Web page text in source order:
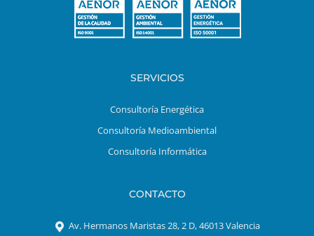
SERVICIOS
Consultoría Energética
Consultoría Medioambiental
Consultoría Informática
CONTACTO
Av. Hermanos Maristas 28, 2 D, 46013 Valencia